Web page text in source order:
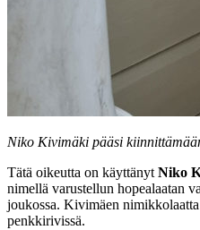
Niko Kivimäki pääsi
Tätä oikeutta on käyttänytNiko
nimellä varustellun hopealaatan
joukossa. Kivimäen
penkkirivissä.